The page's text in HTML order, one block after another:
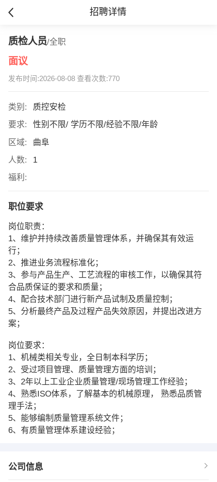
招聘详情
质检人员/全职
面议
发布时间:2026-08-08 查看次数:770
类别:
质控安检
要求:
性别不限/ 学历不限/经验不限/年龄
区域:
曲阜
人数:
1
福利:
职位要求
岗位职责：
1、维护并持续改善质量管理体系，并确保其有效运
行；
2、推进业务流程标准化；
3、参与产品生产、工艺流程的审核工作，以确保其符
合品质保证的要求和质量；
4、配合技术部门进行新产品试制及质量控制；
5、分析最终产品及过程产品失效原因，并提出改进方
案；
岗位要求：
1、机械类相关专业，全日制本科学历；
2、受过项目管理、质量管理方面的培训；
3、2年以上工业企业质量管理/现场管理工作经验；
4、熟悉ISO体系，了解基本的机械原理， 熟悉品质管
理手法；
5、能够编制质量管理系统文件；
6、有质量管理体系建设经验；
公司信息